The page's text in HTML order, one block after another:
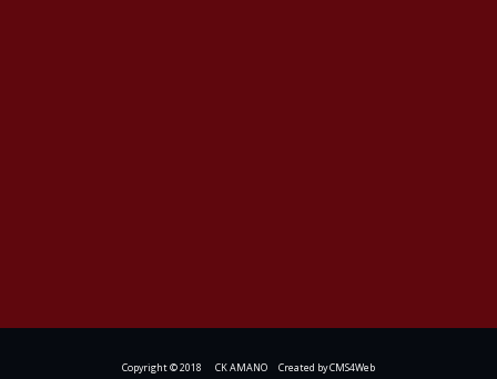
Copyright © 2018 CK AMANO Created byCMS4Web